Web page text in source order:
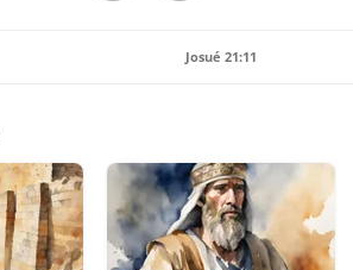
Josué 21:11